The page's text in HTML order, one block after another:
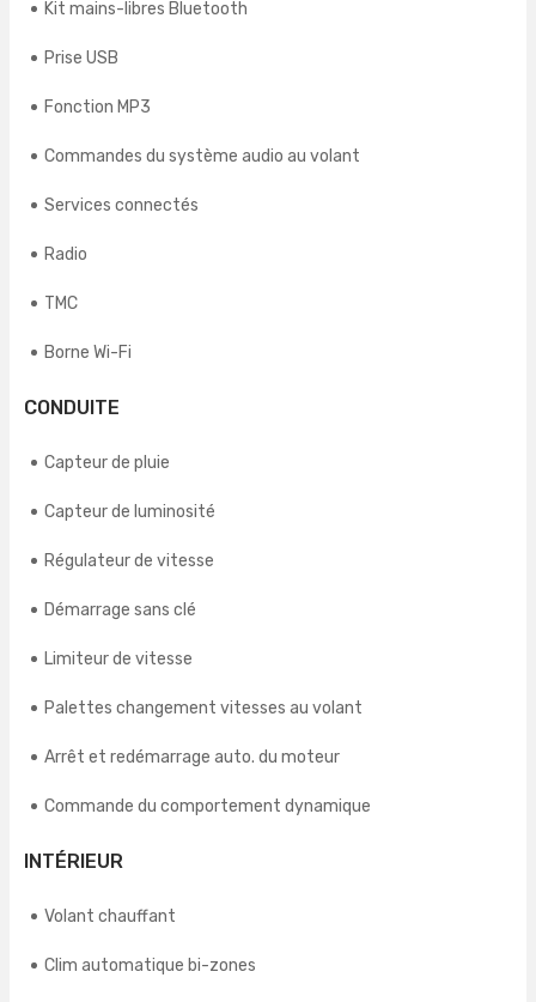
Kit mains-libres Bluetooth
Prise USB
Fonction MP3
Commandes du système audio au volant
Services connectés
Radio
TMC
Borne Wi-Fi
CONDUITE
Capteur de pluie
Capteur de luminosité
Régulateur de vitesse
Démarrage sans clé
Limiteur de vitesse
Palettes changement vitesses au volant
Arrêt et redémarrage auto. du moteur
Commande du comportement dynamique
INTÉRIEUR
Volant chauffant
Clim automatique bi-zones